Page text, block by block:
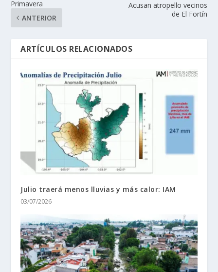
Primavera
ANTERIOR
Acusan atropello vecinos
de El Fortín
ARTÍCULOS RELACIONADOS
Julio traerá menos lluvias y más calor: IAM
03/07/2026